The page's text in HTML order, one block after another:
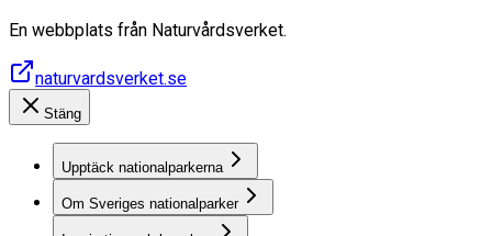
En webbplats från Naturvårdsverket.
naturvardsverket.se
Stäng
Upptäck nationalparkerna
Om Sveriges nationalparker